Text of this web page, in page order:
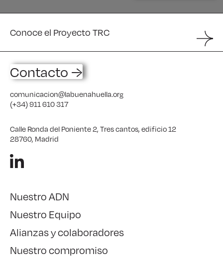
Conoce el Proyecto TRC
Contacto →
comunicacion@labuenahuella.org
(+34) 911 610 317
Calle Ronda del Poniente 2, Tres cantos, edificio 12
28760, Madrid
Nuestro ADN
Nuestro Equipo
Alianzas y colaboradores
Nuestro compromiso